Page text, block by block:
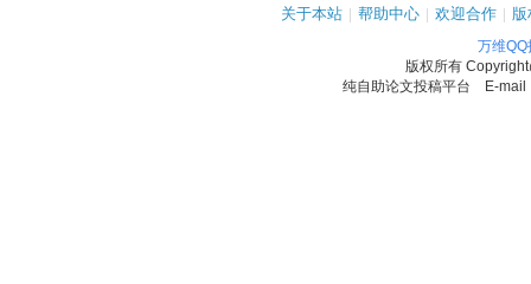
关于本站 | 帮助中心 | 欢迎合作 |
万维
版权所有
纯自助论文投稿平台 E-mail